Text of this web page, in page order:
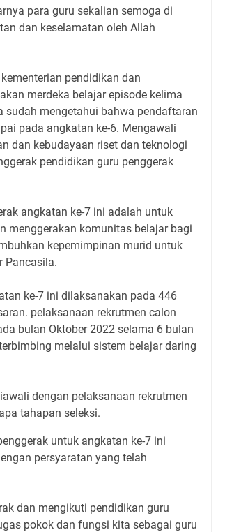
para guru sekalian semoga di
dan keselamatan oleh Allah
pendidikan dan
merdeka belajar episode kelima
mengetahui bahwa pendaftaran
pada angkatan ke-6. Mengawali
dan kebudayaan riset dan teknologi
pendidikan guru penggerak
angkatan ke-7 ini adalah untuk
menggerakan komunitas belajar bagi
kepemimpinan murid untuk
Pancasila.
ke-7 ini dilaksanakan pada 446
pelaksanaan rekrutmen calon
bulan Oktober 2022 selama 6 bulan
melalui sistem belajar daring
dengan pelaksanaan rekrutmen
tahapan seleksi.
untuk angkatan ke-7 ini
persyaratan yang telah
dan mengikuti pendidikan guru
pokok dan fungsi kita sebagai guru